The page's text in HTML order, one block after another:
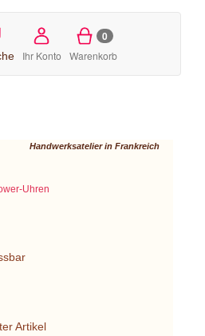
Ihr Konto
0
Warenkorb
Handwerksatelier in Frankreich
Uhren
Artikel